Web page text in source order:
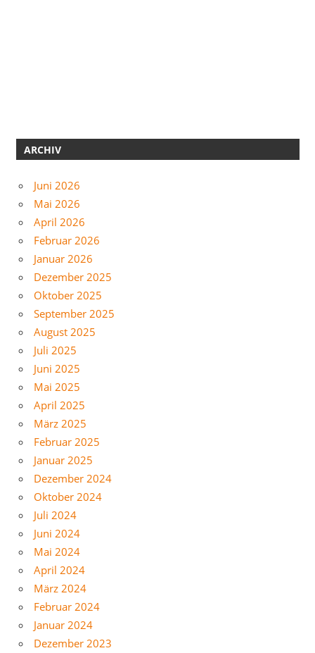
ARCHIV
Juni 2026
Mai 2026
April 2026
Februar 2026
Januar 2026
Dezember 2025
Oktober 2025
September 2025
August 2025
Juli 2025
Juni 2025
Mai 2025
April 2025
März 2025
Februar 2025
Januar 2025
Dezember 2024
Oktober 2024
Juli 2024
Juni 2024
Mai 2024
April 2024
März 2024
Februar 2024
Januar 2024
Dezember 2023